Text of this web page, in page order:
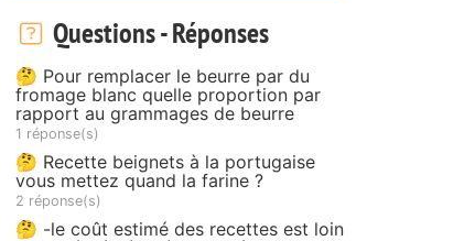
Questions - Réponses
🤔 Pour remplacer le beurre par du
fromage blanc quelle proportion par
rapport au grammages de beurre
1 réponse(s)
🤔 Recette beignets à la portugaise
vous mettez quand la farine ?
2 réponse(s)
🤔 -le coût estimé des recettes est loin